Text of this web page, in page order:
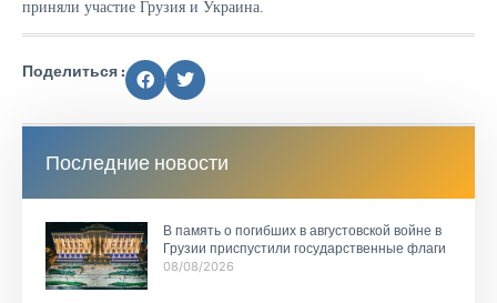
приняли участие Грузия и Украина.
Поделиться :
Последние новости
В память о погибших в августовской войне в
Грузии приспустили государственные флаги
08/08/2026